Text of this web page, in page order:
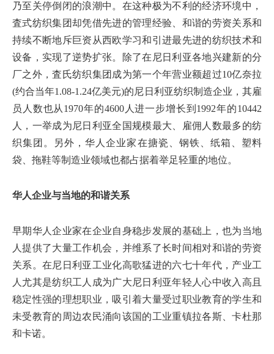
乃至关停倒闭的浪潮中。在这种极为不利的经济环境中，
査式纺织集团却凭借先进的管理经验、和谐的劳资关系和
持续不断地斥巨资从西欧学习和引进最先进的纺织技术和
设备，实现了逆势扩张。除了在尼日利亚各地兴建新的分
厂之外，査氏纺织集团成为第一个年营业额超过10亿奈拉
(约合当年1.08-1.24亿美元)的尼日利亚纺织制造企业，其雇
员人数也从1970年的4600人进一步增长到1992年的10442
人，一举成为尼日利亚全国规模最大、雇佣人数最多的纺
织集团。另外，华人企业家在搪瓷、钢铁、纸箱、塑料
袋、拖鞋等制造业领域也都占据着举足轻重的地位。
华人企业与当地的和谐关系
早期华人企业家在企业自身稳步发展的基础上，也为当地
人提供了大量工作机会，并维系了长时间相对和谐的劳资
关系。在尼日利亚工业化高歌猛进的六七十年代，产业工
人尤其是纺织工人成为广大尼日利亚年轻人心中收入高且
稳定性强的理想职业，吸引着大量受过职业教育的学生和
未受教育的周边农民涌向该国的工业重镇拉各斯、卡杜那
和卡诺。